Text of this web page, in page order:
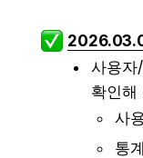
사용자
확인해
사
통